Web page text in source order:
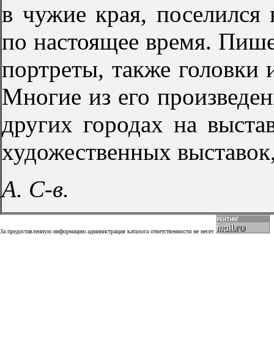
в чужие края,
по настоящее время.
портреты, также
Многие из его
других городах на
художественных
А. С-в.
За предоставленную информацию администрация каталога ответственности не несет